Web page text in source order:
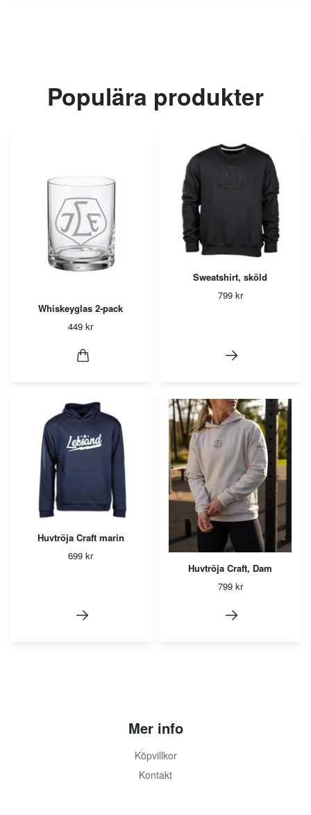
Populära produkter
Whiskeyglas 2-pack
449 kr
Sweatshirt, sköld
799 kr
Huvtröja Craft marin
699 kr
Huvtröja Craft, Dam
799 kr
Mer info
Köpvillkor
Kontakt